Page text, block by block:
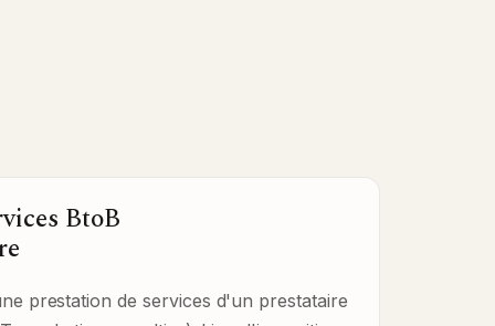
BtoB
prestation de services d'un prestataire